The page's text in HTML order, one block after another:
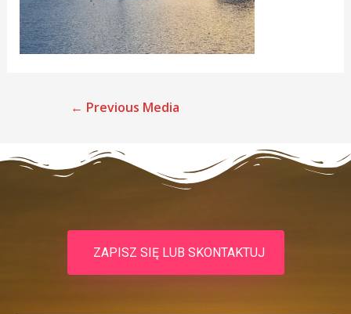
← Previous Media
ZAPISZ SIĘ LUB SKONTAKTUJ